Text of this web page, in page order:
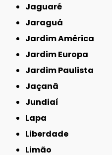
Jaguaré
Jaraguá
Jardim América
Jardim Europa
Jardim Paulista
Jaçanã
Jundiaí
Lapa
Liberdade
Limão